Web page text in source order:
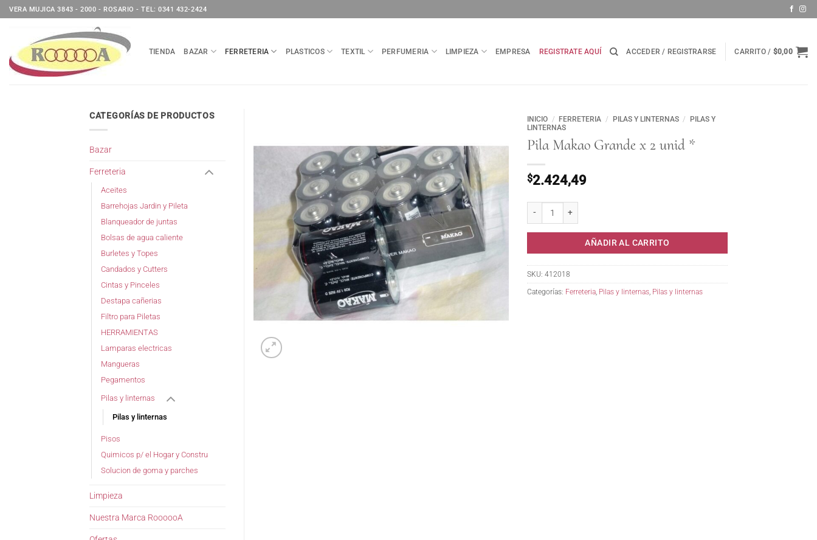
Saltar
al
VERA MUJICA 3843 - 2000 - ROSARIO - TEL: 0341 432-2424
TIENDA BAZAR FERRETERIA PLASTICOS TEXTIL PERFUMERIA LIMPIEZA EMPRESA REGISTRATE AQUÍ ACCEDER / REGISTRARSE CARRITO / $0,00
INICIO / FERRETERIA / PILAS Y LINTERNAS /
PILAS Y
LINTERNAS
Pila Makao Grande x 2 unid *
$2.424,49
AÑADIR AL CARRITO
SKU: 412018
Categorías: Ferreteria Pilas y linternas Pilas y linternas
CATEGORÍAS DE PRODUCTOS
Bazar
Ferreteria
Aceites
Barrehojas Jardin y Pileta
Blanqueador de juntas
Bolsas de agua caliente
Burletes y Topes
Candados y Cutters
Cintas y Pinceles
Destapa cañerias
Filtro para Piletas
HERRAMIENTAS
Lamparas electricas
Mangueras
Pegamentos
Pilas y linternas
Pilas y linternas
Pisos
Quimicos p/ el Hogar y Constru
Solucion de goma y parches
Limpieza
Nuestra Marca RoooooA